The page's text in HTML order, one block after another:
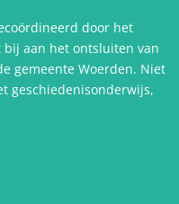
door het
bij aan het ontsluiten van
gemeente Woerden. Niet
geschiedenisonderwijs,